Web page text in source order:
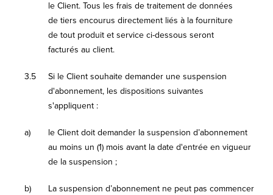
le Client. Tous les frais de traitement de données
de tiers encourus directement liés à la fourniture
de tout produit et service ci-dessous seront
facturés au client.
3.5
Si le Client souhaite demander une suspension
d'abonnement, les dispositions suivantes
s'appliquent :
a)
le Client doit demander la suspension d’abonnement
au moins un (1) mois avant la date d'entrée en vigueur
de la suspension ;
b)
La suspension d’abonnement ne peut pas commencer